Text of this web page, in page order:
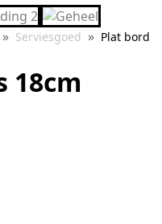
Serviesgoed
Plat bord
18cm